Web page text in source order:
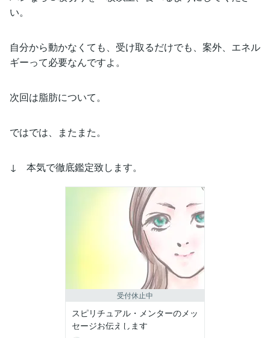
い。
自分から動かなくても、受け取るだけでも、案外、エネル
ギーって必要なんですよ。
次回は脂肪について。
ではでは、またまた。
↓ 本気で徹底鑑定致します。
受付休止中
スピリチュアル・メンターのメッ
セージお伝えします